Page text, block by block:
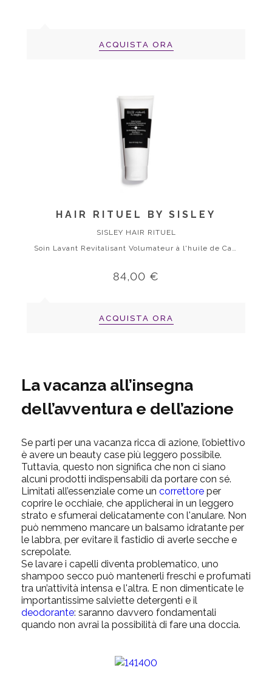
ACQUISTA ORA
HAIR RITUEL BY SISLEY
SISLEY HAIR RITUEL
Soin Lavant Revitalisant Volumateur à l'huile de Camélia
84,00 €
ACQUISTA ORA
La vacanza all’insegna
dell’avventura e dell’azione
Se parti per una vacanza ricca di azione, l’obiettivo
è avere un beauty case più leggero possibile.
Tuttavia, questo non significa che non ci siano
alcuni prodotti indispensabili da portare con sé.
Limitati all’essenziale come un correttore per
coprire le occhiaie, che applicherai in un leggero
strato e sfumerai delicatamente con l'anulare. Non
può nemmeno mancare un balsamo idratante per
le labbra, per evitare il fastidio di averle secche e
screpolate.
Se lavare i capelli diventa problematico, uno
shampoo secco può mantenerli freschi e profumati
tra un’attività intensa e l'altra. E non dimenticate le
importantissime salviette detergenti e il
deodorante: saranno davvero fondamentali
quando non avrai la possibilità di fare una doccia.